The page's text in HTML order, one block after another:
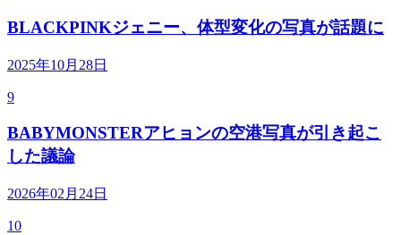
BLACKPINKジェニー、体型変化の写真が話題に
2025年10月28日
9
BABYMONSTERアヒョンの空港写真が引き起こ
した議論
2026年02月24日
10